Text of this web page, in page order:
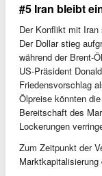
#5 Iran bleibt
Der Konflikt mit
Der Dollar stieg
während der Brent-
US-Präsident
Friedensvorschlag
Ölpreise könnten
Bereitschaft des
Lockerungen
Zum Zeitpunkt der